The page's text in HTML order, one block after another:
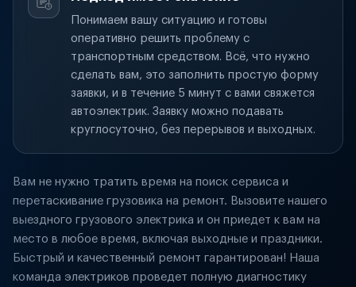
Понимаем вашу ситуацию и готовы
оперативно решить проблему с
транспортным средством. Всё, что нужно
сделать вам, это заполнить простую форму
заявки, и в течение 5 минут с вами свяжется
автоэлектрик. Заявку можно подавать
круглосуточно, без перерывов и выходных.
Вам не нужно тратить время на поиск сервиса и
перетаскивание грузовика на ремонт. Вызовите нашего
выездного грузового электрика и он приедет к вам на
место в любое время, включая выходные и праздники.
Быстрый и качественный ремонт гарантирован! Наша
команда электриков проведет полную диагностику